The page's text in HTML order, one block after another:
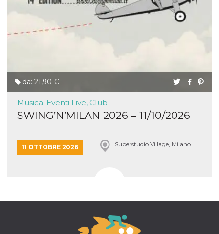
da: 21,90 €
Musica, Eventi Live, Club
SWING’N’MILAN 2026 – 11/10/2026
11 OTTOBRE 2026 Superstudio Village, Milano